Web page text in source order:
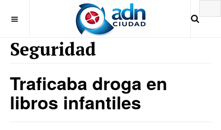
Seguridad
Traficaba droga en
libros infantiles